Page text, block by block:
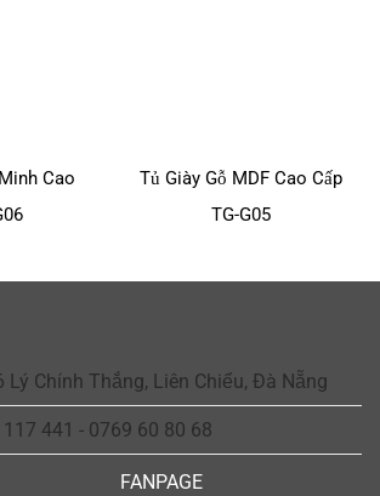
Cao
Tủ Giày Gỗ MDF Cao Cấp
TG-G05
Lý Chính Thắng, Liên Chiểu, Đà Nẵng
441 - 0769 60 80 68
FANPAGE